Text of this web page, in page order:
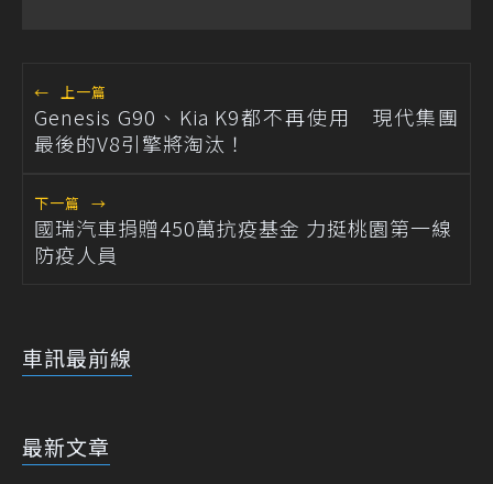
← 上一篇
Genesis G90、Kia K9都不再使用 現代集團
最後的V8引擎將淘汰！
下一篇 →
國瑞汽車捐贈450萬抗疫基金 力挺桃園第一線
防疫人員
車訊最前線
最新文章